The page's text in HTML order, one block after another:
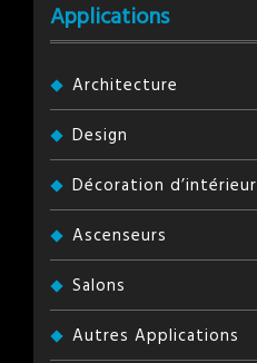
Applications
Architecture
Design
Décoration d’intérieur
Ascenseurs
Salons
Autres Applications